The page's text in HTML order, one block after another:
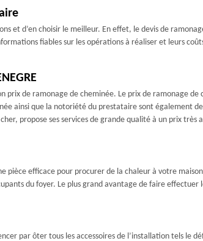
et d’en choisir le meilleur. En effet, le devis de
fiables sur les opérations à réaliser et leurs
de ramonage de cheminée. Le prix de ramonage de
ainsi que la notoriété du prestataire sont également
propose ses services de grande qualité à un prix
pièce efficace pour procurer de la chaleur à votre
du foyer. Le plus grand avantage de faire
par ôter tous les accessoires de l’installation tels le